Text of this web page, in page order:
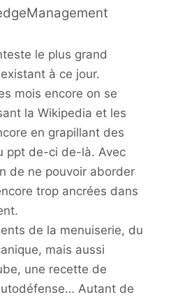
le plus grand
à ce jour.
mois encore on se
la Wikipedia et les
en grapillant des
ppt de-ci de-là. Avec
de ne pouvoir aborder
trop ancrées dans
de la menuiserie, du
mais aussi
une recette de
Autant de